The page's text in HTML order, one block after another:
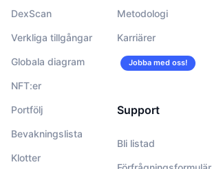
DexScan
Verkliga tillgångar
Globala diagram
NFT:er
Portfölj
Bevakningslista
Klotter
Metodologi
Karriärer
Jobba med oss!
Support
Bli listad